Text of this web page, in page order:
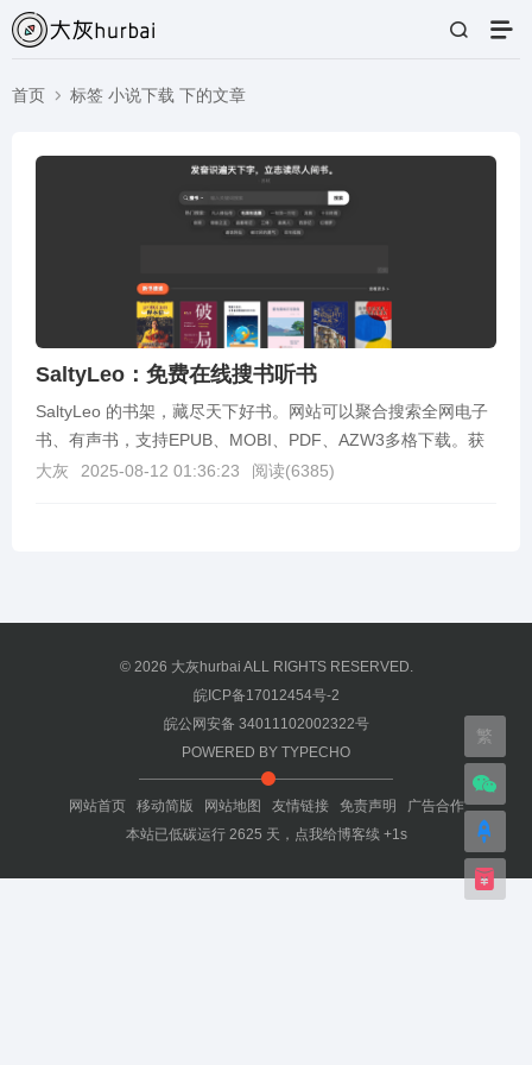
首页 标签 小说下载 下的文章
SaltyLeo：免费在线搜书听书
SaltyLeo 的书架，藏尽天下好书。网站可以聚合搜索全网电子
书、有声书，支持EPUB、MOBI、PDF、AZW3多格下载。获
取网址SaltyLeo 的书架：...
大灰 2025-08-12 01:36:23 阅读(6385)
© 2026 大灰hurbai ALL RIGHTS RESERVED.
皖ICP备17012454号-2
皖公网安备 34011102002322号
POWERED BY TYPECHO
网站首页 移动简版 网站地图 友情链接 免责声明
广告合作
本站已低碳运行2625 天， 点我给博客续 +1s
繁